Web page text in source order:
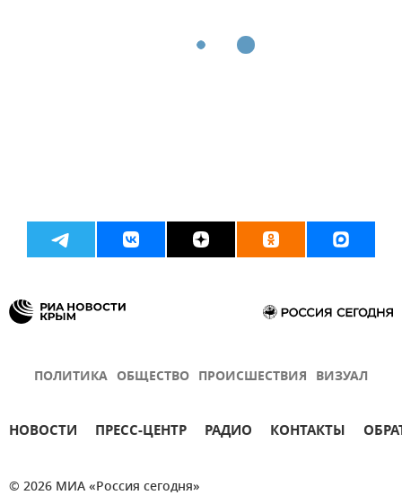
ПОЛИТИКА ОБЩЕСТВО ПРОИСШЕСТВИЯ ВИЗУАЛ
НОВОСТИ ПРЕСС-ЦЕНТР РАДИО КОНТАКТЫ
© 2026 МИА «Россия сегодня»